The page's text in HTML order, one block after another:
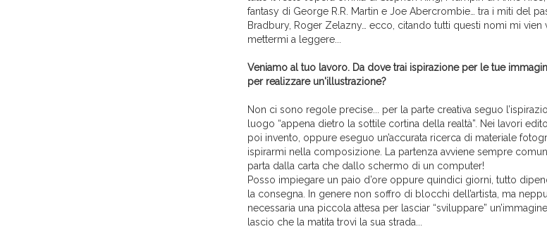
fantasy di George R.R. Martin e Joe Abercrombie… tra i miti del
Bradbury, Roger Zelazny… ecco, citando tutti questi nomi mi
mettermi a leggere...
Veniamo al tuo lavoro. Da dove trai ispirazione per le tue
per realizzare un'illustrazione?
Non ci sono regole precise... per la parte creativa seguo
luogo “appena dietro la sottile cortina della realtà”. Nei lavori
poi invento, oppure eseguo un’accurata ricerca di materiale
ispirarmi nella composizione. La partenza avviene sempre
parta dalla carta che dallo schermo di un computer!
Posso impiegare un paio d’ore oppure quindici giorni, tutto
la consegna. In genere non soffro di blocchi dell’artista, ma
necessaria una piccola attesa per lasciar “sviluppare”
lascio che la matita trovi la sua strada...